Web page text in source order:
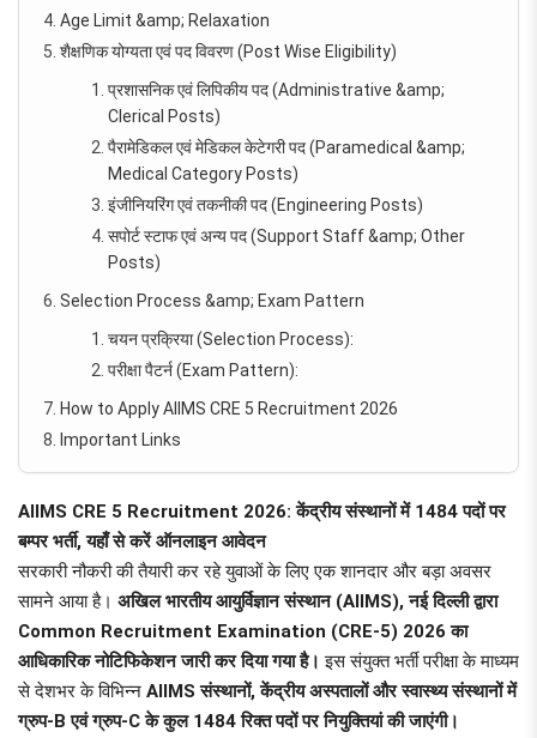
Age Limit &amp; Relaxation
शैक्षणिक योग्यता एवं पद विवरण (Post Wise Eligibility)
प्रशासनिक एवं लिपिकीय पद (Administrative &amp;
Clerical Posts)
पैरामेडिकल एवं मेडिकल केटेगरी पद (Paramedical &amp;
Medical Category Posts)
इंजीनियरिंग एवं तकनीकी पद (Engineering Posts)
सपोर्ट स्टाफ एवं अन्य पद (Support Staff &amp; Other
Posts)
Selection Process &amp; Exam Pattern
चयन प्रक्रिया (Selection Process):
परीक्षा पैटर्न (Exam Pattern):
How to Apply AIIMS CRE 5 Recruitment 2026
Important Links
AIIMS CRE 5 Recruitment 2026: केंद्रीय संस्थानों में 1484 पदों पर
बम्पर भर्ती, यहाँ से करें ऑनलाइन आवेदन
सरकारी नौकरी की तैयारी कर रहे युवाओं के लिए एक शानदार और बड़ा अवसर
सामने आया है। अखिल भारतीय आयुर्विज्ञान संस्थान (AIIMS), नई दिल्ली द्वारा
Common Recruitment Examination (CRE-5) 2026 का
आधिकारिक नोटिफिकेशन जारी कर दिया गया है। इस संयुक्त भर्ती परीक्षा के माध्यम
से देशभर के विभिन्न AIIMS संस्थानों, केंद्रीय अस्पतालों और स्वास्थ्य संस्थानों में
ग्रुप-B एवं ग्रुप-C के कुल 1484 रिक्त पदों पर नियुक्तियां की जाएंगी।